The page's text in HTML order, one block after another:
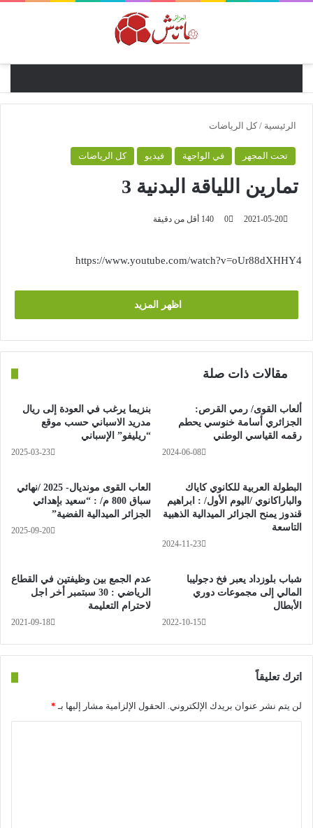
الرئيسية / كل الرياضات
تحت المجهر في الواجهة فيديو كل الرياضات
تمارين اللياقة البدنية 3
2021-05-20
0 أقل من دقيقة
https://www.youtube.com/watch?v=oUr88dXHHY4
اظهر المزيد
مقالات ذات صلة
بنزيما يرغب في العودة إلى ريال
مدريد الاسباني حسب موقع
“ريليفو” الإسباني
2025-03-23
ألعاب القوى/ رمي القرص:
الجزائري أسامة خنوسي يحطم
رقمه القياسي الوطني
2024-06-08
العاب القوى مونديال- 2025 /نهائي
سباق 800 م/ : “سعيد بإهدائي
الجزائر الميدالية الفضية”
2025-09-20
البطولة العربية للكانوي كاياك
والباراكانوي /اليوم الأول/ : ابراهيم
قندوز يمنح الجزائر الميدالية الذهبية
التاسعة
2024-11-23
عدم الجمع بين وظيفتين في القطاع
الرياضي : 30 سبتمبر أخر اجل
لاحترام التعليمة
2021-09-18
شباب بلوزداد يعبر فخ دجوليبا
المالي إلى مجموعات دوري
الأبطال
2022-10-15
اترك تعليقاً
لن يتم نشر عنوان بريدك الإلكتروني. الحقول الإلزامية مشار إليها بـ *